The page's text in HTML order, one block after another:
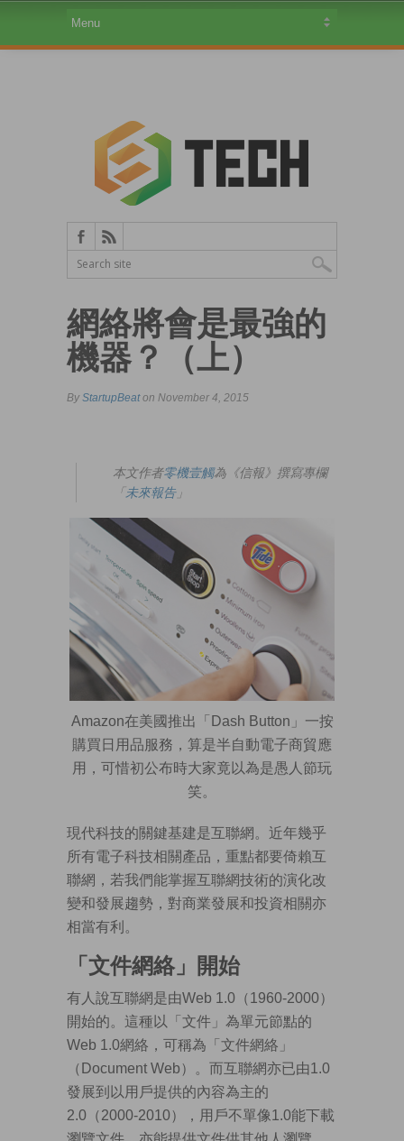
網絡將會是最強的
機器？（上）
By StartupBeaton November 4, 2015
本文作者零機壹觸為《信報》撰寫專欄
「 未來報告」
Amazon在美國推出「Dash Button」一按
購買日用品服務，算是半自動電子商貿應
用，可惜初公布時大家竟以為是愚人節玩
笑。
現代科技的關鍵基建是互聯網。近年幾乎
所有電子科技相關產品，重點都要倚賴互
聯網，若我們能掌握互聯網技術的演化改
變和發展趨勢，對商業發展和投資相關亦
相當有利。
「文件網絡」開始
有人說互聯網是由Web 1.0（1960-2000）
開始的。這種以「文件」為單元節點的
Web 1.0網絡，可稱為「文件網絡」
（Document Web）。而互聯網亦已由1.0
發展到以用戶提供的內容為主的
2.0（2000-2010），用戶不單像1.0能下載